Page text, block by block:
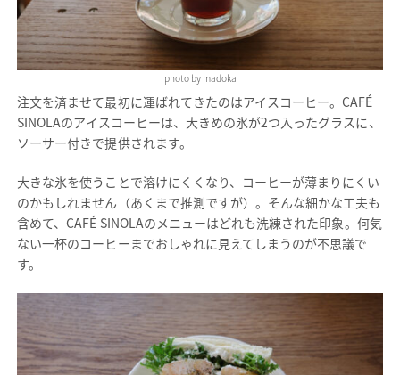
photo by madoka
注文を済ませて最初に運ばれてきたのはアイスコーヒー。CAFÉ
SINOLAのアイスコーヒーは、大きめの氷が2つ入ったグラスに、
ソーサー付きで提供されます。
大きな氷を使うことで溶けにくくなり、コーヒーが薄まりにくい
のかもしれません（あくまで推測ですが）。そんな細かな工夫も
含めて、CAFÉ SINOLAのメニューはどれも洗練された印象。何気
ない一杯のコーヒーまでおしゃれに見えてしまうのが不思議で
す。